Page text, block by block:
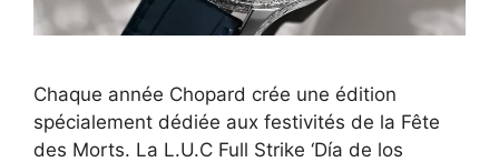
Chaque année Chopard crée une édition
spécialement dédiée aux festivités de la Fête
des Morts. La L.U.C Full Strike ‘Día de los